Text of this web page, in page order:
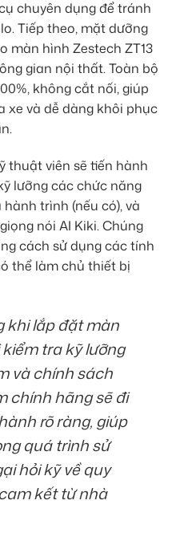
chuyên dụng để tránh
Tiếp theo, mặt dưỡng
màn hình Zestech ZT13
gian nội thất. Toàn bộ
không cắt nối, giúp
xe và dễ dàng khôi phục
thuật viên sẽ tiến hành
lưỡng các chức năng
trình (nếu có), và
nói AI Kiki. Chúng
cách sử dụng các tính
thể làm chủ thiết bị
khi lắp đặt màn
tra kỹ lưỡng
và chính sách
chính hãng sẽ đi
rõ ràng, giúp
quá trình sử
hỏi kỹ về quy
kết từ nhà